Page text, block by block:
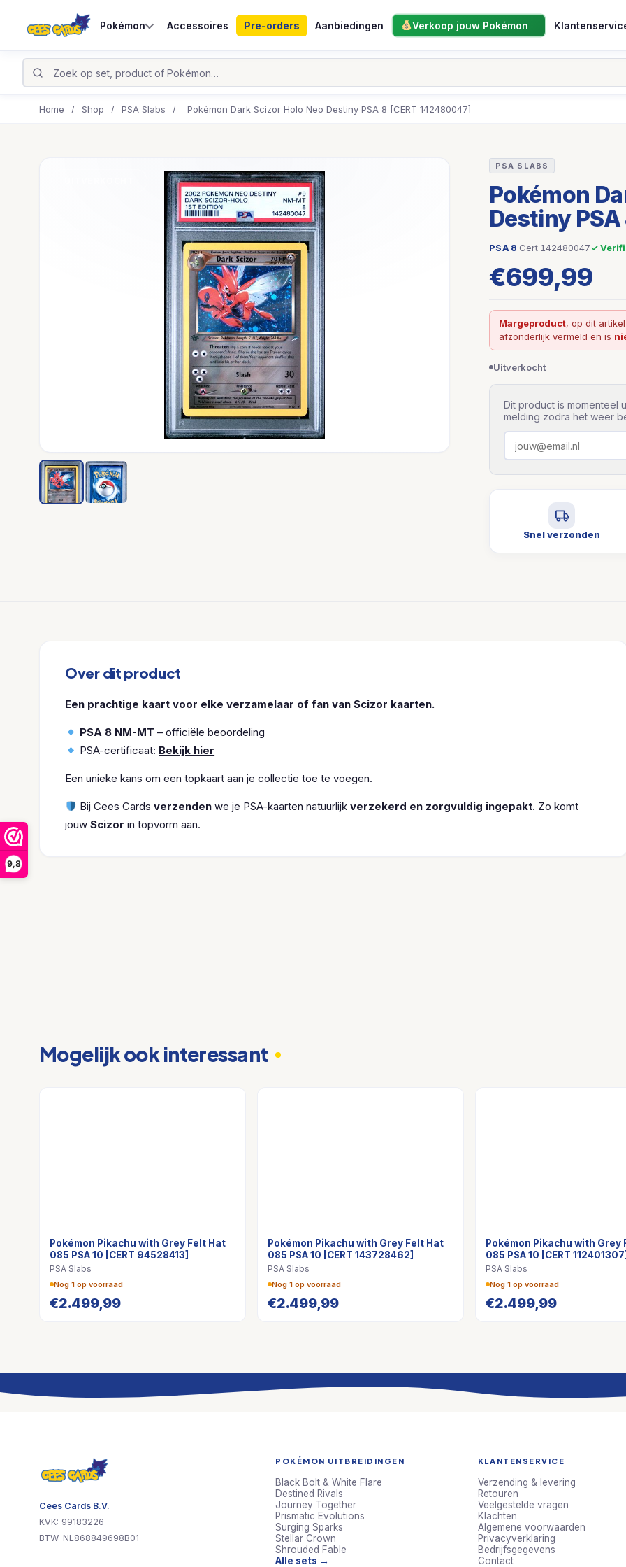
9,8
Pokémon Accessoires Pre-orders Aanbiedingen Verkoop jouw Pokémon
Home / Shop / PSA Slabs / Pokémon Dark Scizor Holo Neo Destiny PSA 8 [CERT 142480047]
PSA SLABS
Pokémon
Destiny
PSA 8·Cert 142480047✓
€699,99
Margeproduct, op dit
afzonderlijk vermeld en is
Uitverkocht
Dit product is momenteel
melding zodra het weer
Snel verzonden
Over dit product
Een prachtige kaart voor elke verzamelaar of fan van Scizor kaarten.
PSA 8 NM-MT– officiële beoordeling
PSA-certificaat: Bekijk hier
Een unieke kans om een topkaart aan je collectie toe te voegen.
Bij Cees Cardsverzenden we je PSA-kaarten natuurlijkverzekerd en zorgvuldig ingepakt. Zo komt
jouw Scizor in topvorm aan.
Mogelijk ook interessant
Pokémon Pikachu with Grey Felt Hat
085 PSA 10 [CERT 94528413]
PSA Slabs
Nog 1 op voorraad
€2.499,99
Pokémon Pikachu with Grey Felt Hat
085 PSA 10 [CERT 143728462]
PSA Slabs
Nog 1 op voorraad
€2.499,99
Pokémon Pikachu with Grey
085 PSA 10 [CERT 112401307]
PSA Slabs
Nog 1 op voorraad
€2.499,99
Cees Cards B.V.
KVK: 99183226
BTW: NL868849698B01
POKÉMON UITBREIDINGEN
Black Bolt & White Flare
Destined Rivals
Journey Together
Prismatic Evolutions
Surging Sparks
Stellar Crown
Shrouded Fable
Alle sets →
KLANTENSERVICE
Verzending & levering
Retouren
Veelgestelde vragen
Klachten
Algemene voorwaarden
Privacyverklaring
Bedrijfsgegevens
Contact